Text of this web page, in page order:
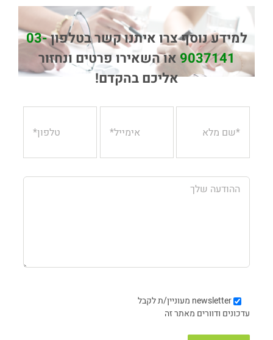
למידע נוסף צרו איתנו קשר בטלפון03-
9037141או השאירו פרטים ונחזור
אליכם בהקדם!
newsletter מעוניין/ת לקבל
עדכונים ודוורים מאתר זה